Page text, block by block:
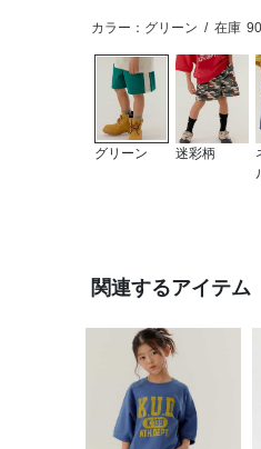
カラー：グリーン / 在庫
グリーン 迷彩柄
関連するアイテム